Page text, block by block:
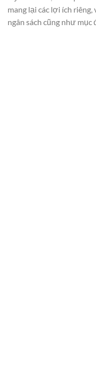
mang lại các lợi ích
ngân sách cũng như mục